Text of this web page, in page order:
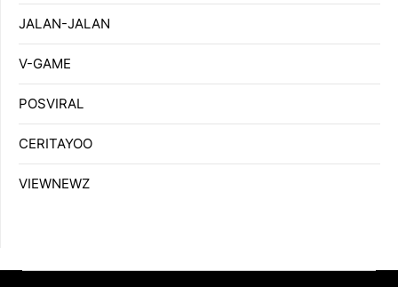
JALAN-JALAN
V-GAME
POSVIRAL
CERITAYOO
VIEWNEWZ